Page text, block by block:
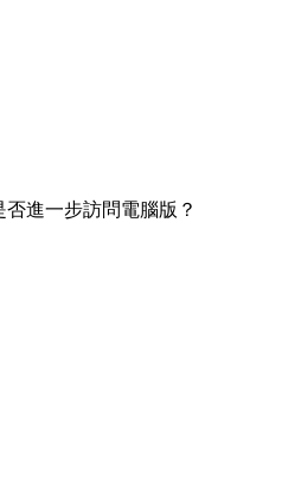
進一步訪問電腦版？